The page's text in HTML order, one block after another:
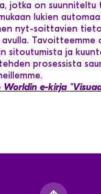
jotka on suunniteltu
lukien
nyt-soittavien
Tavoitteemme
sitoutumista ja
prosessista
e-kirja